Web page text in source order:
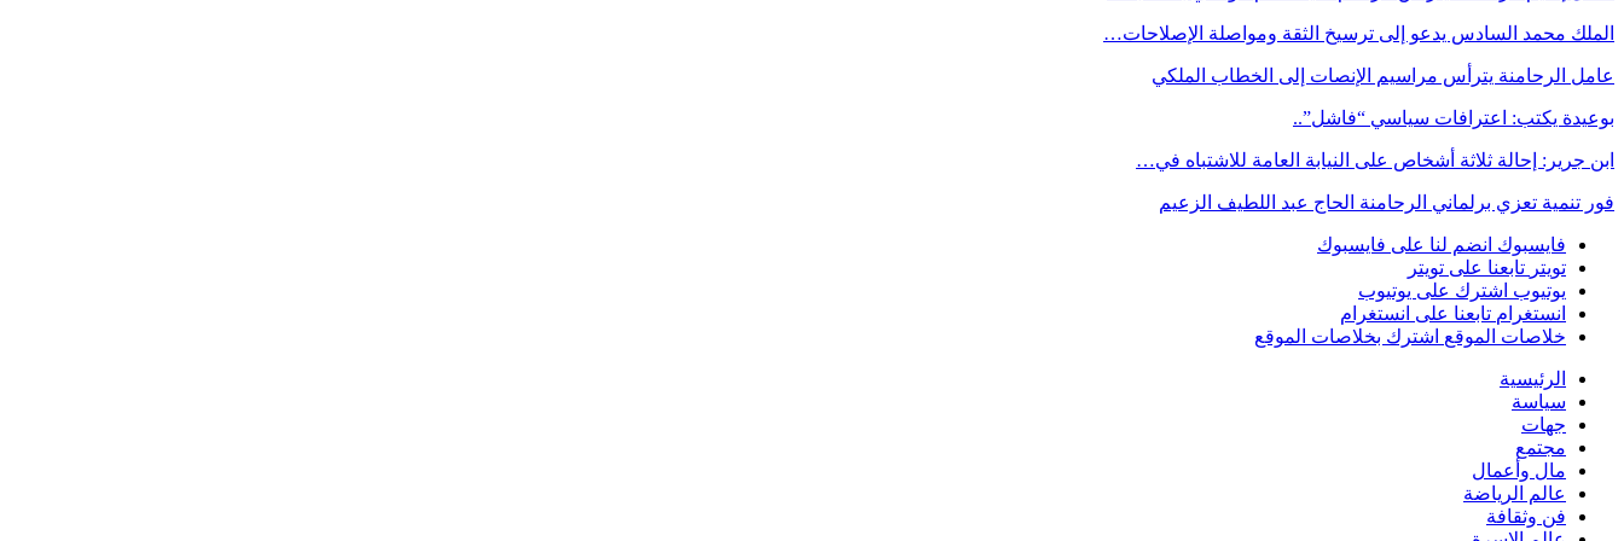
الملك محمد السادس يدعو إلى ترسيخ الثقة ومواصلة الإصلاحات…
عامل الرحامنة يترأس مراسيم الإنصات إلى الخطاب الملكي
بوعيدة يكتب: اعترافات سياسي “فاشل”..
ابن جرير: إحالة ثلاثة أشخاص على النيابة العامة للاشتباه في…
فور تنمية تعزي برلماني الرحامنة الحاج عبد اللطيف الزعيم
فايسبوك انضم لنا على فايسبوك
تويتر تابعنا على تويتر
يوتيوب اشترك على يوتيوب
انستغرام تابعنا على انستغرام
خلاصات الموقع اشترك بخلاصات الموقع
الرئيسية
سياسة
جهات
مجتمع
مال وأعمال
عالم الرياضة
فن وثقافة